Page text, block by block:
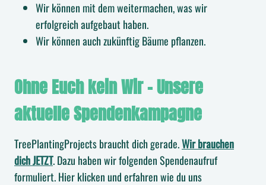
Wir können mit dem weitermachen, was wir
erfolgreich aufgebaut haben.
Wir können auch zukünftig Bäume pflanzen.
Ohne Euch kein Wir – Unsere
aktuelle Spendenkampagne
TreePlantingProjects braucht dich gerade.Wir brauchen
dich JETZT. Dazu haben wir folgenden Spendenaufruf
formuliert. Hier klicken und erfahren wie du uns